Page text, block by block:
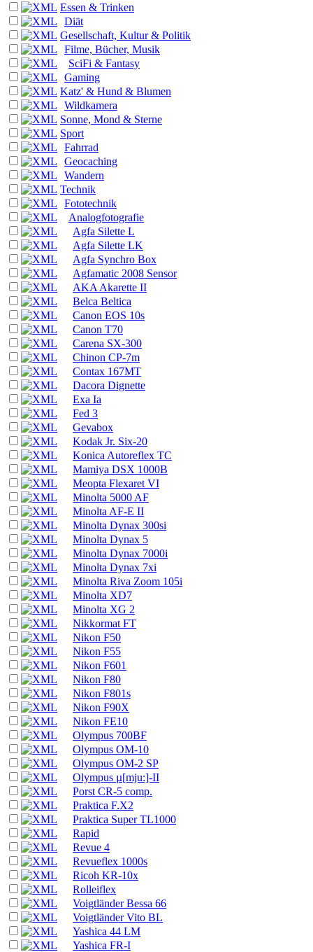
Essen & Trinken
Diät
Gesellschaft, Kultur & Politik
Filme, Bücher, Musik
SciFi & Fantasy
Gaming
Katz' & Hund & Blumen
Wildkamera
Sonne, Mond & Sterne
Sport
Fahrrad
Geocaching
Wandern
Technik
Fototechnik
Analogfotografie
Agfa Silette L
Agfa Silette LK
Agfa Synchro Box
Agfamatic 2008 Sensor
AKA Akarette II
Belca Beltica
Canon EOS 10s
Canon T70
Carena SX-300
Chinon CP-7m
Contax 167MT
Dacora Dignette
Exa Ia
Fed 3
Gevabox
Kodak Jr. Six-20
Konica Autoreflex TC
Mamiya DSX 1000B
Meopta Flexaret VI
Minolta 5000 AF
Minolta AF-E II
Minolta Dynax 300si
Minolta Dynax 5
Minolta Dynax 7000i
Minolta Dynax 7xi
Minolta Riva Zoom 105i
Minolta XD7
Minolta XG 2
Nikkormat FT
Nikon F50
Nikon F55
Nikon F601
Nikon F80
Nikon F801s
Nikon F90X
Nikon FE10
Olympus 700BF
Olympus OM-10
Olympus OM-2 SP
Olympus µ[mju:]-II
Porst CR-5 comp.
Praktica F.X2
Praktica Super TL1000
Rapid
Revue 4
Revueflex 1000s
Ricoh KR-10x
Rolleiflex
Voigtländer Bessa 66
Voigtländer Vito BL
Yashica 44 LM
Yashica FR-I